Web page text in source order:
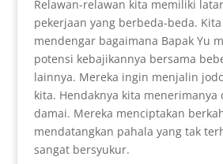
Relawan-relawan kita memiliki
pekerjaan yang berbeda-beda.
mendengar bagaimana Bapak Yu
potensi kebajikannya bersama
lainnya. Mereka ingin menjalin
kita. Hendaknya kita
damai. Mereka menciptakan
mendatangkan pahala yang tak
sangat bersyukur.